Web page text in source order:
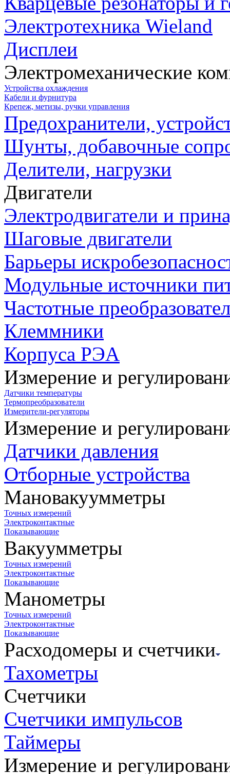
Электротехника Wieland
Дисплеи
Электромеханические
Устройства охлаждения
Кабели и фурнитура
Крепеж, метизы, ручки управления
Предохранители,
Шунты, добавочные
Делители, нагрузки
Двигатели
Электродвигатели и
Шаговые двигатели
Барьеры
Модульные источники
Частотные
Клеммники
Корпуса РЭА
Измерение и
Датчики температуры
Термопреобразователи
Измерители-регуляторы
Измерение и
Датчики давления
Отборные устройства
Мановакуумметры
Точных измерений
Электроконтактные
Показывающие
Вакуумметры
Точных измерений
Электроконтактные
Показывающие
Манометры
Точных измерений
Электроконтактные
Показывающие
Расходомеры и счетчики
Тахометры
Счетчики
Счетчики импульсов
Таймеры
Измерение и